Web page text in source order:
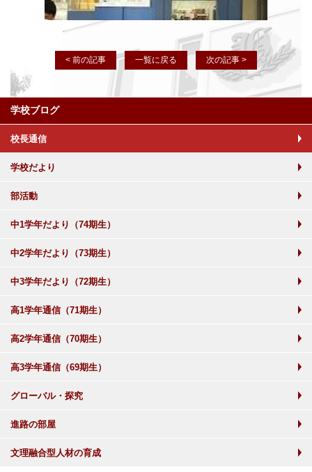
< 前の記事 一覧に戻る 次の記事 >
学校ブログ
校長通信
学校だより
部活動
中1学年だより（74期生）
中2学年だより（73期生）
中3学年だより（72期生）
高1学年通信（71期生）
高2学年通信（70期生）
高3学年通信（69期生）
グローバル・探究
進路の部屋
文理融合型人材の育成